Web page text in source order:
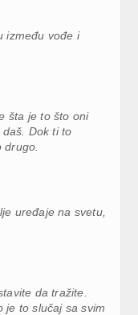
između vođe i
šta je to što oni
Dok ti to
uređaje na svetu,
da tražite.
je to slučaj sa svim